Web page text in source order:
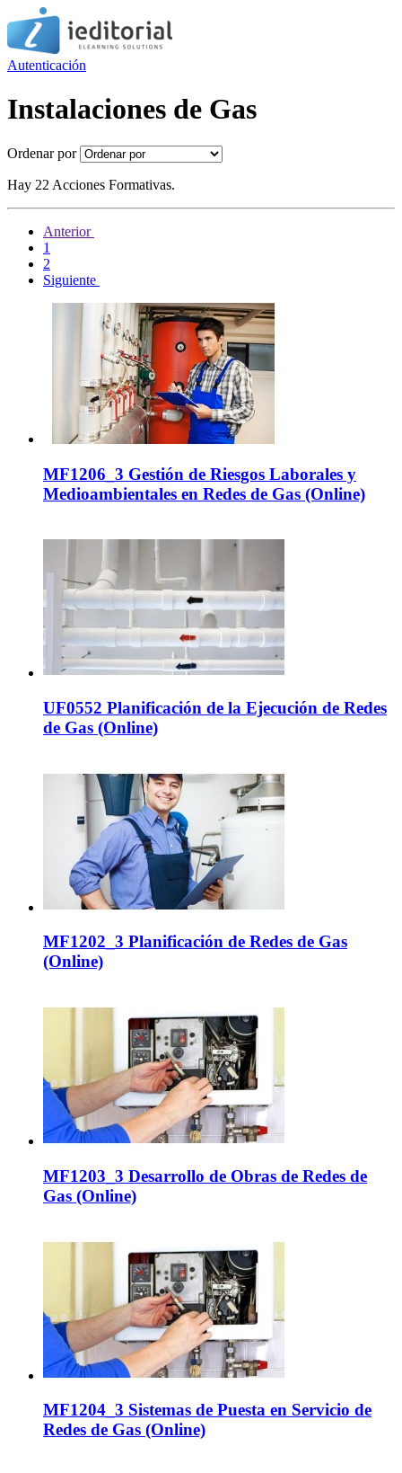
Autenticación
Instalaciones de Gas
Ordenar por
Hay 22 Acciones Formativas.
Anterior
1
2
Siguiente
MF1206_3 Gestión de Riesgos Laborales y
Medioambientales en Redes de Gas (Online)
UF0552 Planificación de la Ejecución de Redes
de Gas (Online)
MF1202_3 Planificación de Redes de Gas
(Online)
MF1203_3 Desarrollo de Obras de Redes de
Gas (Online)
MF1204_3 Sistemas de Puesta en Servicio de
Redes de Gas (Online)